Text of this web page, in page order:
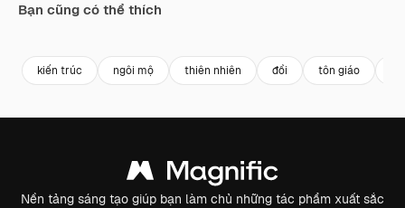
Bạn cũng có thể thích
kiến trúc ngôi mộ thiên nhiên đồi tôn giáo
Nền tảng sáng tạo giúp bạn làm chủ những tác phẩm xuất sắc